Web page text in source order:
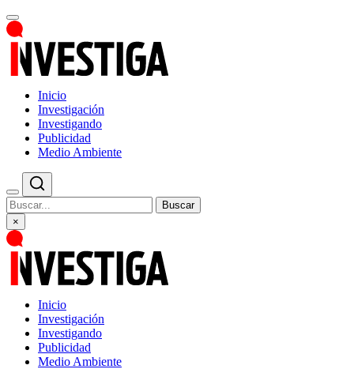
Inicio
Investigación
Investigando
Publicidad
Medio Ambiente
Buscar
×
Inicio
Investigación
Investigando
Publicidad
Medio Ambiente